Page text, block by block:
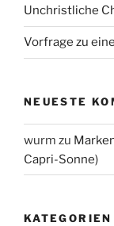
Unchristliche
Vorfrage zu
NEUESTE
wurm zu
Capri-Sonne)
KATEGORIEN